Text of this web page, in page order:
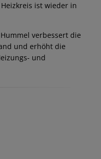
ist wieder in
verbessert die
und erhöht die
und